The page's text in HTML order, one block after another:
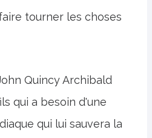
tourner les choses
Quincy Archibald
qui a besoin d'une
qui lui sauvera la